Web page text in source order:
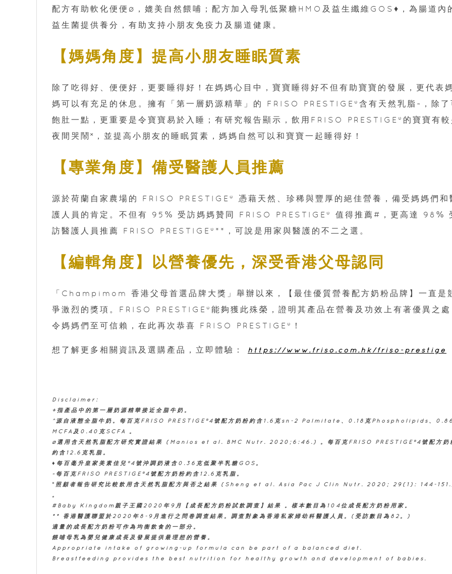
配方有助軟化便便ø，媲美自然餵哺；配方加入母乳低聚糖HMO及益生纖維GOS♦，為腸道內
益生菌提供養分，有助支持小朋友免疫力及腸道健康。
【媽媽角度】提高小朋友睡眠質素
除了吃得好、便便好，更要睡得好！在媽媽心目中，寶寶睡得好不但有助寶寶的發展，更代表
媽可以有充足的休息。擁有「第一層奶源精華」的 FRISO PRESTIGE®含有天然乳脂~，除了
飽肚一點，更重要是令寶寶易於入睡；有研究報告顯示，飲用FRISO PRESTIGE®的寶寶有
夜間哭鬧˟，並提高小朋友的睡眠質素，媽媽自然可以和寶寶一起睡得好！
【專業角度】備受醫護人員推薦
源於荷蘭自家農場的 FRISO PRESTIGE® 憑藉天然、珍稀與豐厚的絕佳營養，備受媽媽們和
護人員的肯定。不但有 95% 受訪媽媽贊同 FRISO PRESTIGE® 值得推薦#，更高達 98%
訪醫護人員推薦 FRISO PRESTIGE®**，可說是用家與醫護的不二之選。
【編輯角度】以營養優先，深受香港父母認同
「Champimom 香港父母首選品牌大獎」舉辦以來，【最佳優質營養配方奶粉品牌】一直是
爭激烈的獎項。FRISO PRESTIGE®能夠獲此殊榮，證明其產品在營養及功效上有著優異之
令媽媽們至可信賴，在此再次恭喜 FRISO PRESTIGE®！
想了解更多相關資訊及選購產品，立即體驗： https://www.friso.com.hk/friso-prestige
Disclaimer:
+指產品中的第一層奶源精華接近全脂牛奶。
^源自液態全脂牛奶。每百克FRISO PRESTIGE®4號配方奶粉約含1.6克sn-2 Palmitate、0.18克Phospholipids、
MCFA及0.40克SCFA 。
ø選用含天然乳脂配方研究實證結果 (Manios et al. BMC Nutr. 2020;6:46.) 。每百克FRISO PRESTIGE®4號配方奶
約含12.6克乳脂。
♦每百毫升皇家美素佳兒®4號沖調奶液含0.36克低聚半乳糖GOS。
~每百克FRISO PRESTIGE®4號配方奶粉約含12.6克乳脂。
˟照顧者報告研究比較飲用含天然乳脂配方與否之結果 (Sheng et al. Asia Pac J Clin Nutr. 2020; 29(1): 144-
。
#Baby Kingdom親子王國2020年9月【成長配方奶粉試飲調查】結果 。樣本數目為104位成長配方奶粉用家。
** 香港醫護聯盟於2020年8-9月進行之問卷調查結果。調查對象為香港私家婦幼科醫護人員。(受訪數目為82。)
適量的成長配方奶粉可作為均衡飲食的一部分。
餵哺母乳為嬰兒健康成長及發展提供最理想的營養。
Appropriate intake of growing-up formula can be part of a balanced diet.
Breastfeeding provides the best nutrition for healthy growth and development of babies.